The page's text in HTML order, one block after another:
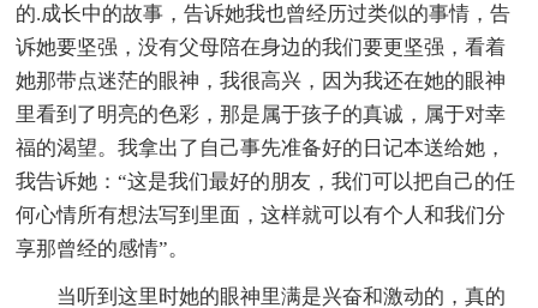
的.成长中的故事，告诉她我也曾经历过类似的事情，告
诉她要坚强，没有父母陪在身边的我们要更坚强，看着
她那带点迷茫的眼神，我很高兴，因为我还在她的眼神
里看到了明亮的色彩，那是属于孩子的真诚，属于对幸
福的渴望。我拿出了自己事先准备好的日记本送给她，
我告诉她：“这是我们最好的朋友，我们可以把自己的任
何心情所有想法写到里面，这样就可以有个人和我们分
享那曾经的感情”。
当听到这里时她的眼神里满是兴奋和激动的，真的